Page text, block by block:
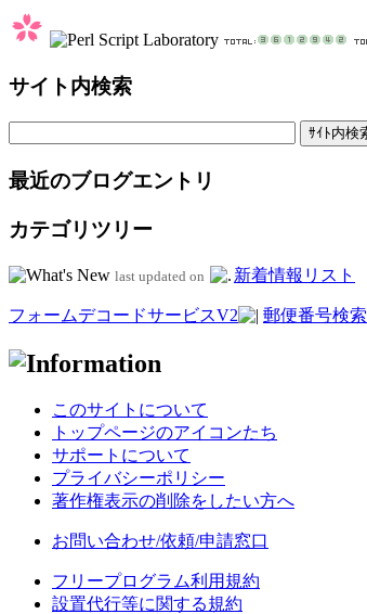
サイト内検索
最近のブログエントリ
カテゴリツリー
last updated on 新着情報リスト
フォームデコードサービスV2 郵便番号検索
このサイトについて
トップページのアイコンたち
サポートについて
プライバシーポリシー
著作権表示の削除をしたい方へ
お問い合わせ/依頼/申請窓口
フリープログラム利用規約
設置代行等に関する規約